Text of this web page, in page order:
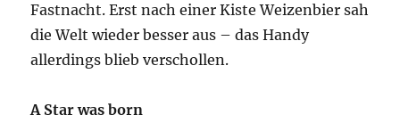
Fastnacht. Erst nach einer Kiste Weizenbier sah
die Welt wieder besser aus – das Handy
allerdings blieb verschollen.
A Star was born